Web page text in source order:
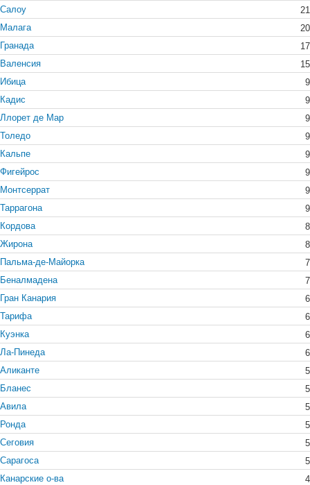
Салоу
21
Малага
20
Гранада
17
Валенсия
15
Ибица
9
Кадис
9
Ллорет де Мар
9
Толедо
9
Кальпе
9
Фигейрос
9
Монтсеррат
9
Таррагона
9
Кордова
8
Жирона
8
Пальма-де-Майорка
7
Беналмадена
7
Гран Канария
6
Тарифа
6
Куэнка
6
Ла-Пинеда
6
Аликанте
5
Бланес
5
Авила
5
Ронда
5
Сеговия
5
Сарагоса
5
Канарские о-ва
4